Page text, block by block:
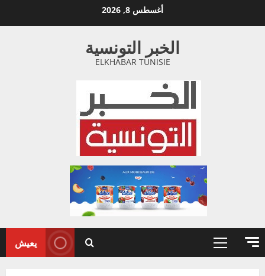
أغسطس 8, 2026
الخبر التونسية
ELKHABAR TUNISIE
القائمة
يعيش